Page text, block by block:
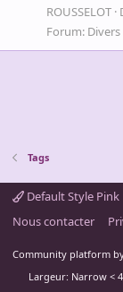
ROUSSELOT
Forum: Divers
Tags
Default Style Pink
Nous contacter
Community platform
Largeur